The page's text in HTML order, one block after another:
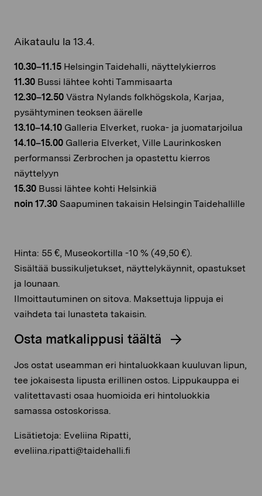
Aikataulu la 13.4.
10.30–11.15 Helsingin Taidehalli, näyttelykierros
11.30 Bussi lähtee kohti Tammisaarta
12.30–12.50 Västra Nylands folkhögskola, Karjaa,
pysähtyminen teoksen äärelle
13.10–14.10 Galleria Elverket, ruoka- ja juomatarjoilua
14.10–15.00 Galleria Elverket, Ville Laurinkosken
performanssi Zerbrochen ja opastettu kierros
näyttelyyn
15.30 Bussi lähtee kohti Helsinkiä
noin 17.30 Saapuminen takaisin Helsingin Taidehallille
Hinta: 55 €, Museokortilla -10 % (49,50 €).
Sisältää bussikuljetukset, näyttelykäynnit, opastukset
ja lounaan.
Ilmoittautuminen on sitova. Maksettuja lippuja ei
vaihdeta tai lunasteta takaisin.
Osta matkalippusi täältä
Jos ostat useamman eri hintaluokkaan kuuluvan lipun,
tee jokaisesta lipusta erillinen ostos. Lippukauppa ei
valitettavasti osaa huomioida eri hintoluokkia
samassa ostoskorissa.
Lisätietoja: Eveliina Ripatti,
eveliina.ripatti@taidehalli.fi